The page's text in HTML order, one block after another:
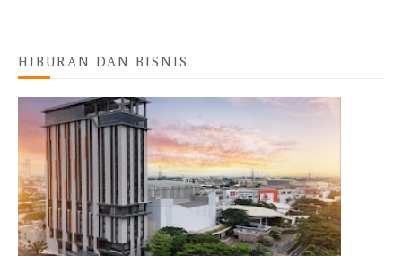
HIBURAN DAN BISNIS